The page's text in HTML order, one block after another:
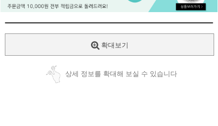
PAYCO 바로
확대보기
상세 정보를 확대해 보실 수 있습니다